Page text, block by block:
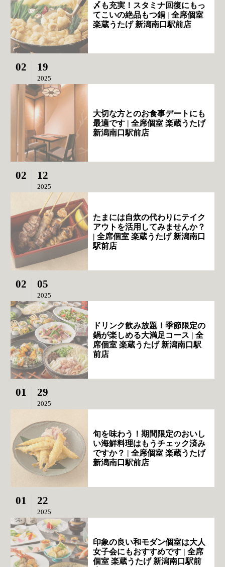
〆も充実！スタミナ回復にもっ
てこいの絶品もつ鍋 | 全席個室
楽蔵うたげ 新潟南口駅前店
02 19
2025
大切な方とのお食事デートにも
最適です | 全席個室 楽蔵うたげ
新潟南口駅前店
02 12
2025
たまには自炊の代わりにテイク
アウトを活用してみませんか？
| 全席個室 楽蔵うたげ 新潟南口
駅前店
02 05
2025
ドリンク飲み放題！季節限定の
鍋が楽しめる大満足コース | 全
席個室 楽蔵うたげ 新潟南口駅
前店
01 29
2025
旬を味わう！期間限定のおいし
い海鮮料理はもうチェック済み
ですか？ | 全席個室 楽蔵うたげ
新潟南口駅前店
01 22
2025
印象の良い和モダン個室は大人
女子会にもおすすめです | 全席
個室 楽蔵うたげ 新潟南口駅前